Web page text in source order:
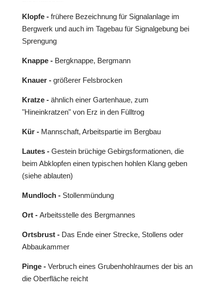
Klopfe - frühere Bezeichnung für Signalanlage im
Bergwerk und auch im Tagebau für Signalgebung bei
Sprengung
Knappe - Bergknappe, Bergmann
Knauer - größerer Felsbrocken
Kratze - ähnlich einer Gartenhaue, zum
"Hineinkratzen" von Erz in den Fülltrog
Kür - Mannschaft, Arbeitspartie im Bergbau
Lautes - Gestein brüchige Gebirgsformationen, die
beim Abklopfen einen typischen hohlen Klang geben
(siehe ablauten)
Mundloch - Stollenmündung
Ort - Arbeitsstelle des Bergmannes
Ortsbrust - Das Ende einer Strecke, Stollens oder
Abbaukammer
Pinge - Verbruch eines Grubenhohlraumes der bis an
die Oberfläche reicht